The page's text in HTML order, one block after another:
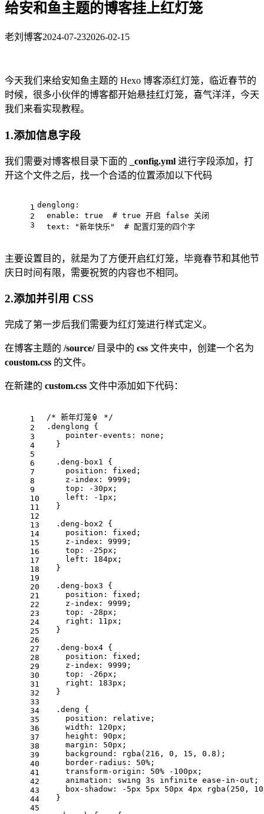
给安和鱼主题的博客挂上红灯笼
老刘博客2024-07-232026-02-15
今天我们来给安知鱼主题的 Hexo 博客添红灯笼，临近春节的
时候，很多小伙伴的博客都开始悬挂红灯笼，喜气洋洋，今天
我们来看实现教程。
1.添加信息字段
我们需要对博客根目录下面的 _config.yml 进行字段添加，打
开这个文件之后，找一个合适的位置添加以下代码
1
2
3
denglong:
  enable: true  # true 开启 false 关闭
  text: "新年快乐"  # 配置灯笼的四个字
主要设置目的，就是为了方便开启红灯笼，毕竟春节和其他节
庆日时间有限，需要祝贺的内容也不相同。
2.添加并引用 CSS
完成了第一步后我们需要为红灯笼进行样式定义。
在博客主题的 /source/目录中的 css 文件夹中，创建一个名为
coustom.css 的文件。
在新建的 custom.css 文件中添加如下代码：
1
2
3
4
5
6
7
8
9
10
11
12
13
14
15
16
17
18
19
20
21
22
23
24
25
26
27
28
29
30
31
32
33
34
35
36
37
38
39
40
41
42
43
44
45
/* 新年灯笼🏮 */
.denglong {
    pointer-events: none;
  }
  .deng-box1 {
    position: fixed;
    z-index: 9999;
    top: -30px;
    left: -1px;
  }
  .deng-box2 {
    position: fixed;
    z-index: 9999;
    top: -25px;
    left: 184px;
  }
  .deng-box3 {
    position: fixed;
    z-index: 9999;
    top: -28px;
    right: 11px;
  }
  .deng-box4 {
    position: fixed;
    z-index: 9999;
    top: -26px;
    right: 183px;
  }
  .deng {
    position: relative;
    width: 120px;
    height: 90px;
    margin: 50px;
    background: rgba(216, 0, 15, 0.8);
    border-radius: 50%;
    transform-origin: 50% -100px;
    animation: swing 3s infinite ease-in-out;
box-shadow: -5px 5px 50px 4px rgba(250,
  }